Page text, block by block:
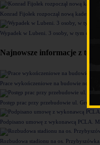
Konrad Fijołek rozpoczął nową
Wypadek w Lubeni. 3 osoby, w tym
Najnowsze informacje z tego
Prace wykończeniowe na budowie
Postęp prac przy przebudowie ul.
Podpisano umowę z wykonawcą PCLA.
Rozbudowa stadionu na os.